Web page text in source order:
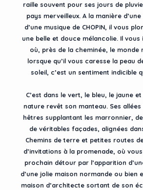
raille souvent pour ses jours de
pays merveilleux. A la manière
d’une musique de CHOPIN, il vous
une belle et douce mélancolie. Il vous
où, près de la cheminée, le monde
lorsque qu’il vous caresse la peau
soleil, c’est un sentiment indicible
C’est dans le vert, le bleu, le jaune
nature revêt son manteau. Ses
hêtres supplantant les marronnier,
de véritables façades, alignées
Chemins de terre et petites routes
d’invitations à la promenade, où
prochain détour par l’apparition
d’une jolie maison normande ou bien
maison d’architecte sortant de son